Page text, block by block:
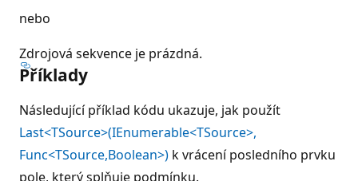
nebo
Zdrojová sekvence je prázdná.
Příklady
Následující příklad kódu ukazuje, jak použít
Last<TSource>(IEnumerable<TSource>,
Func<TSource,Boolean>) k vrácení posledního prvku
pole, který splňuje podmínku.